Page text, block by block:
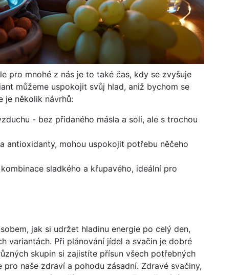
pro mnohé z nás je to také čas, kdy se zvyšuje
můžeme uspokojit svůj hlad, aniž bychom se
je několik návrhů:
- bez přidaného másla a soli, ale s trochou
antioxidanty, mohou uspokojit potřebu něčeho
sladkého a křupavého, ideální pro
jak si udržet hladinu energie po celý den,
variantách. Při plánování jídel a svačin je dobré
skupin si zajistíte přísun všech potřebných
naše zdraví a pohodu zásadní. Zdravé svačiny,